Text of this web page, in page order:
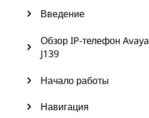
Введение
Обзор IP-телефон Avaya
J139
Начало работы
Навигация